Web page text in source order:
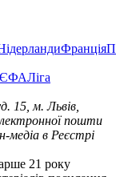
Франція
Ліга
15, м. Львів,
пошти
медіа в Реєстрі
21 року